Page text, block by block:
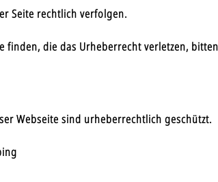
Seite rechtlich verfolgen.
finden, die das Urheberrecht verletzen,
Webseite sind urheberrechtlich geschützt.